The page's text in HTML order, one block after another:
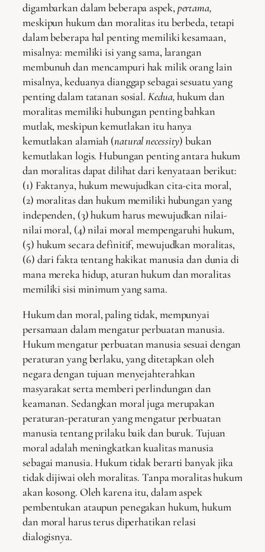
digambarkan dalam beberapa aspek, pertama,
meskipun hukum dan moralitas itu berbeda, tetapi
dalam beberapa hal penting memiliki kesamaan,
misalnya: memiliki isi yang sama, larangan
membunuh dan mencampuri hak milik orang lain
misalnya, keduanya dianggap sebagai sesuatu yang
penting dalam tatanan sosial. Kedua,hukum dan
moralitas memiliki hubungan penting bahkan
mutlak, meskipun kemutlakan itu hanya
kemutlakan alamiah (natural necessity) bukan
kemutlakan logis. Hubungan penting antara hukum
dan moralitas dapat dilihat dari kenyataan berikut:
(1) Faktanya, hukum mewujudkan cita-cita moral,
(2) moralitas dan hukum memiliki hubungan yang
independen, (3) hukum harus mewujudkan nilai-
nilai moral, (4) nilai moral mempengaruhi hukum,
(5) hukum secara definitif, mewujudkan moralitas,
(6) dari fakta tentang hakikat manusia dan dunia di
mana mereka hidup, aturan hukum dan moralitas
memiliki sisi minimum yang sama.
Hukum dan moral, paling tidak, mempunyai
persamaan dalam mengatur perbuatan manusia.
Hukum mengatur perbuatan manusia sesuai dengan
peraturan yang berlaku, yang ditetapkan oleh
negara dengan tujuan menyejahterahkan
masyarakat serta memberi perlindungan dan
keamanan. Sedangkan moral juga merupakan
peraturan-peraturan yang mengatur perbuatan
manusia tentang prilaku baik dan buruk. Tujuan
moral adalah meningkatkan kualitas manusia
sebagai manusia. Hukum tidak berarti banyak jika
tidak dijiwai oleh moralitas. Tanpa moralitas hukum
akan kosong. Oleh karena itu, dalam aspek
pembentukan ataupun penegakan hukum, hukum
dan moral harus terus diperhatikan relasi
dialogisnya.